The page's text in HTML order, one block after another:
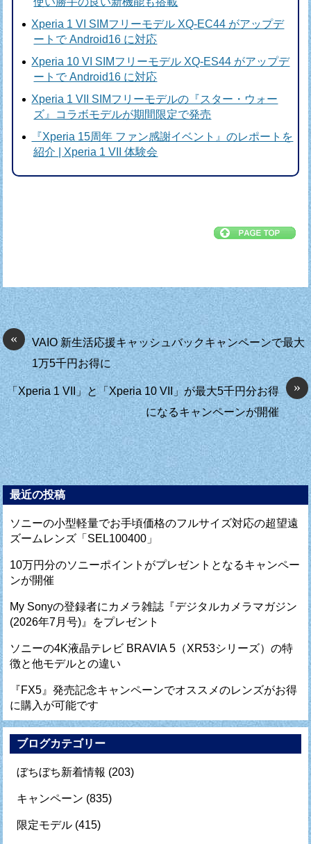
Xperia 1 VI SIMフリーモデル XQ-EC44 がアップデ
ートで Android16 に対応
Xperia 10 VI SIMフリーモデル XQ-ES44 がアップデ
ートで Android16 に対応
Xperia 1 VII SIMフリーモデルの『スター・ウォー
ズ』コラボモデルが期間限定で発売
『Xperia 15周年 ファン感謝イベント』のレポートを
紹介 | Xperia 1 VII 体験会
«
VAIO 新生活応援キャッシュバックキャンペーンで最大
1万5千円お得に
»
「Xperia 1 VII」と「Xperia 10 VII」が最大5千円分お得
になるキャンペーンが開催
最近の投稿
ソニーの小型軽量でお手頃価格のフルサイズ対応の超望遠
ズームレンズ「SEL100400」
10万円分のソニーポイントがプレゼントとなるキャンペー
ンが開催
My Sonyの登録者にカメラ雑誌『デジタルカメラマガジン
(2026年7月号)』をプレゼント
ソニーの4K液晶テレビ BRAVIA 5（XR53シリーズ）の特
徴と他モデルとの違い
『FX5』発売記念キャンペーンでオススメのレンズがお得
に購入が可能です
ブログカテゴリー
ぼちぼち新着情報 (203)
キャンペーン (835)
限定モデル (415)